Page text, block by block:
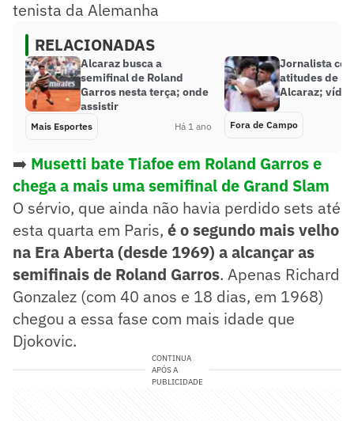
tenista da Alemanha
RELACIONADAS
Alcaraz busca a
semifinal de Roland
Garros nesta terça; onde
assistir
Mais Esportes Há 1 ano
Jornalista
atitudes de
Alcaraz; vídeo
Fora de Campo
➡️ Musetti bate Tiafoe em Roland Garros e
chega a mais uma semifinal de Grand Slam
O sérvio, que ainda não havia perdido sets até
esta quarta em Paris, é o segundo mais velho
na Era Aberta (desde 1969) a alcançar as
semifinais de Roland Garros. Apenas Richard
Gonzalez (com 40 anos e 18 dias, em 1968)
chegou a essa fase com mais idade que
Djokovic.
CONTINUA
APÓS A
PUBLICIDADE